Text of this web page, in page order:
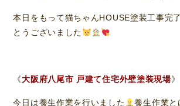
本日をもって猫ちゃんHOUSE塗装工事完
とうございました
《大阪府八尾市 戸建て住宅外壁塗装現場》
今日は養生作業を行いました 養生作業と